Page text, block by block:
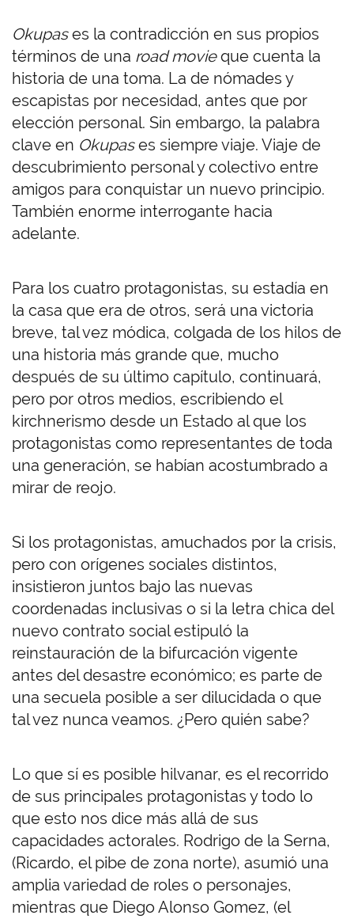
Okupases la contradicción en sus propios
términos de una road movieque cuenta la
historia de una toma. La de nómades y
escapistas por necesidad, antes que por
elección personal. Sin embargo, la palabra
clave en Okupases siempre viaje. Viaje de
descubrimiento personal y colectivo entre
amigos para conquistar un nuevo principio.
También enorme interrogante hacia
adelante.
Para los cuatro protagonistas, su estadía en
la casa que era de otros, será una victoria
breve, tal vez módica, colgada de los hilos de
una historia más grande que, mucho
después de su último capítulo, continuará,
pero por otros medios, escribiendo el
kirchnerismo desde un Estado al que los
protagonistas como representantes de toda
una generación, se habían acostumbrado a
mirar de reojo.
Si los protagonistas, amuchados por la crisis,
pero con orígenes sociales distintos,
insistieron juntos bajo las nuevas
coordenadas inclusivas o si la letra chica del
nuevo contrato social estipuló la
reinstauración de la bifurcación vigente
antes del desastre económico; es parte de
una secuela posible a ser dilucidada o que
tal vez nunca veamos. ¿Pero quién sabe?
Lo que sí es posible hilvanar, es el recorrido
de sus principales protagonistas y todo lo
que esto nos dice más allá de sus
capacidades actorales. Rodrigo de la Serna,
(Ricardo, el pibe de zona norte), asumió una
amplia variedad de roles o personajes,
mientras que Diego Alonso Gomez, (el